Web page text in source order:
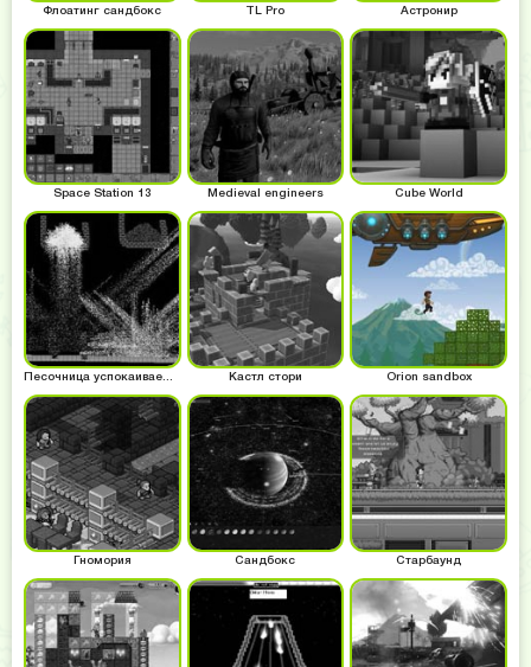
Флоатинг сандбокс TL Pro Астронир
Space Station 13 Medieval engineers Cube World
Песочница успокаиваем нервы Кастл стори Orion sandbox
Гномория Сандбокс Старбаунд